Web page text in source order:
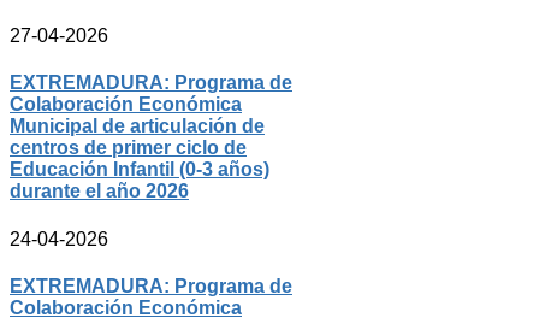
27-04-2026
EXTREMADURA: Programa de
Colaboración Económica
Municipal de articulación de
centros de primer ciclo de
Educación Infantil (0-3 años)
durante el año 2026
24-04-2026
EXTREMADURA: Programa de
Colaboración Económica